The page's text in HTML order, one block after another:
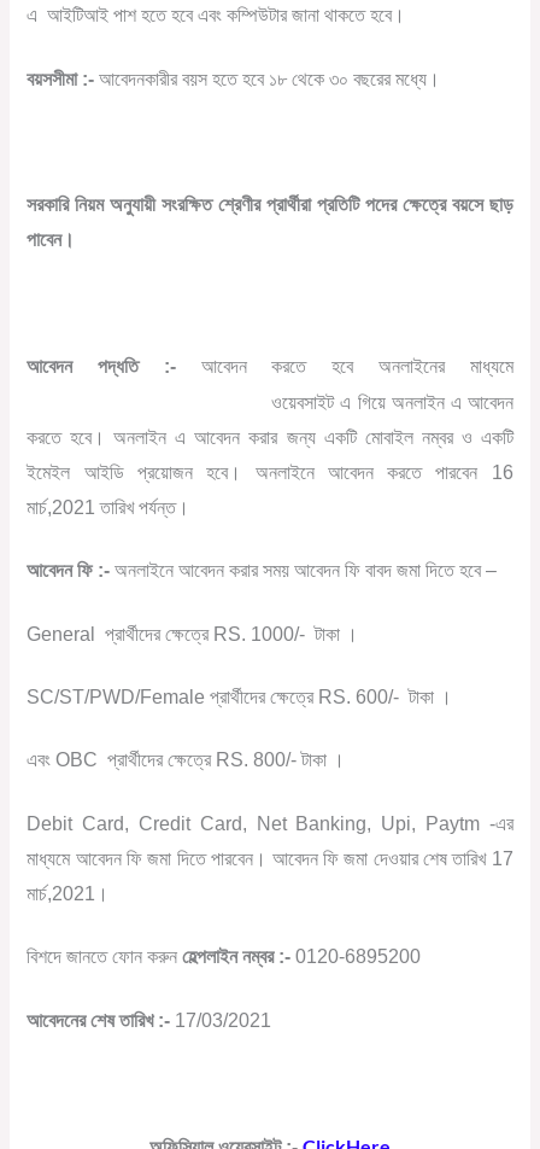
এ আইটিআই পাশ হতে হবে এবং কম্পিউটার জানা থাকতে হবে।
বয়সসীমা :- আবেদনকারীর বয়স হতে হবে ১৮ থেকে ৩০ বছরের মধ্যে।
সরকারি নিয়ম অনুযায়ী সংরক্ষিত শ্রেণীর প্রার্থীরা প্রতিটি পদের ক্ষেত্রে বয়সে ছাড়
পাবেন।
আবেদন পদ্ধতি :-আবেদন করতে হবে অনলাইনের মাধ্যমে
ওয়েবসাইট এ গিয়ে অনলাইন এ আবেদন
করতে হবে। অনলাইন এ আবেদন করার জন্য একটি মোবাইল নম্বর ও একটি
ইমেইল আইডি প্রয়োজন হবে। অনলাইনে আবেদন করতে পারবেন 16
মার্চ,2021 তারিখ পর্যন্ত।
আবেদন ফি :- অনলাইনে আবেদন করার সময় আবেদন ফি বাবদ জমা দিতে হবে –
General প্রার্থীদের ক্ষেত্রে RS. 1000/- টাকা ।
SC/ST/PWD/Female প্রার্থীদের ক্ষেত্রে RS. 600/- টাকা ।
এবং OBC প্রার্থীদের ক্ষেত্রে RS. 800/- টাকা ।
Debit Card, Credit Card, Net Banking, Upi, Paytm -এর
মাধ্যমে আবেদন ফি জমা দিতে পারবেন। আবেদন ফি জমা দেওয়ার শেষ তারিখ 17
মার্চ,2021।
বিশদে জানতে ফোন করুনহেল্পলাইন নম্বর :- 0120-6895200
আবেদনের শেষ তারিখ :- 17/03/2021